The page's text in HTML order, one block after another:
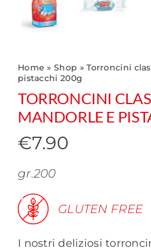
Home »Shop »Torroncini
pistacchi 200g
TORRONCINI
MANDORLE E
€7.90
gr.200
GLUTEN FREE
I nostri deliziosi